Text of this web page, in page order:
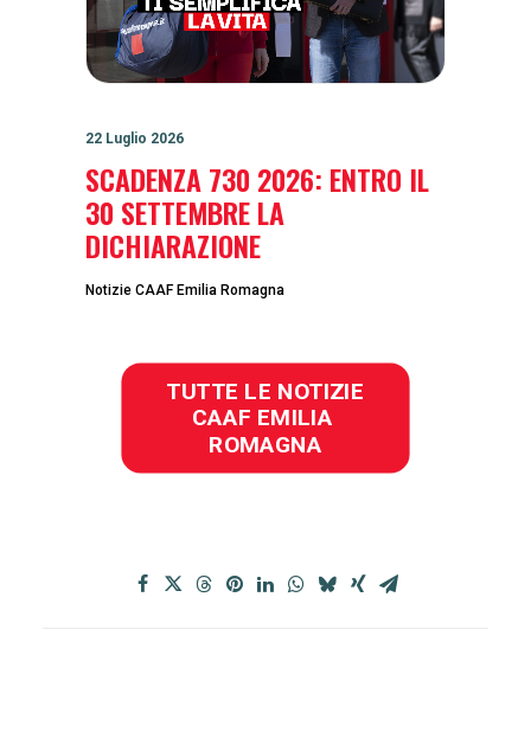
22 Luglio 2026
SCADENZA 730 2026: ENTRO IL
30 SETTEMBRE LA
DICHIARAZIONE
Notizie CAAF Emilia Romagna
TUTTE LE NOTIZIE
CAAF EMILIA
ROMAGNA